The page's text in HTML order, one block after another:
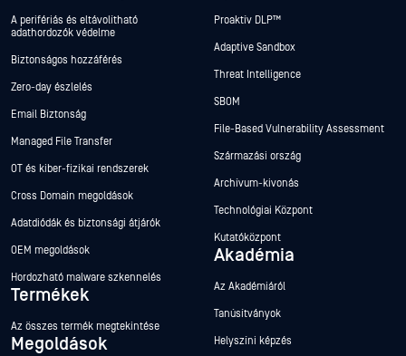
A perifériás és eltávolítható
adathordozók védelme
Biztonságos hozzáférés
Zero-day észlelés
Email Biztonság
Managed File Transfer
OT és kiber-fizikai rendszerek
Cross Domain megoldások
Adatdiódák és biztonsági átjárók
OEM megoldások
Hordozható malware szkennelés
Termékek
Az összes termék megtekintése
Megoldások
Proaktív DLP™
Adaptive Sandbox
Threat Intelligence
SBOM
File-Based Vulnerability Assessment
Származási ország
Archívum-kivonás
Technológiai Központ
Kutatóközpont
Akadémia
Az Akadémiáról
Tanúsítványok
Helyszíni képzés